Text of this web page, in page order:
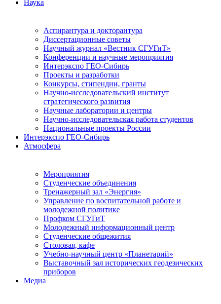
Наука
Аспирантура и докторантура
Диссертационные советы
Научный журнал «Вестник СГУГиТ»
Конференции и научные мероприятия
Интерэкспо ГЕО-Сибирь
Проекты и разработки
Конкурсы, стипендии, гранты
Научно-исследовательский институт
стратегического развития
Научные лаборатории и центры
Научно-исследовательская работа студентов
Национальные проекты России
Интерэкспо ГЕО-Сибирь
Атмосфера
Мероприятия
Студенческие объединения
Тренажерный зал «Энергия»
Управление по воспитательной работе и
молодежной политике
Профком СГУГиТ
Молодежный информационный центр
Студенческие общежития
Столовая, кафе
Учебно-научный центр «Планетарий»
Выставочный зал исторических геодезических
приборов
Медиа